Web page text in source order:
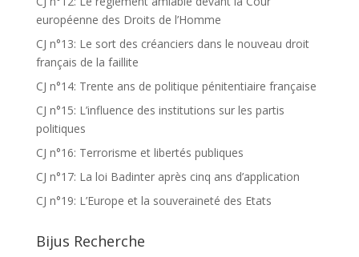
européenne des Droits de l’Homme
CJ n°13: Le sort des créanciers dans le nouveau droit
français de la faillite
CJ n°14: Trente ans de politique pénitentiaire française
CJ n°15: L’influence des institutions sur les partis
politiques
CJ n°16: Terrorisme et libertés publiques
CJ n°17: La loi Badinter après cinq ans d’application
CJ n°19: L’Europe et la souveraineté des Etats
Bijus Recherche